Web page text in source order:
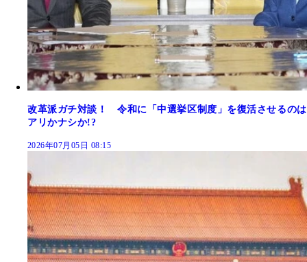
改革派ガチ対談！ 令和に「中選挙区制度」を復活させるのは
アリかナシか!?
2026年07月05日 08:15